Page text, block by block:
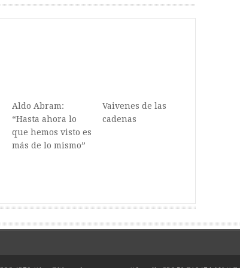
Aldo Abram:
“Hasta ahora lo
que hemos visto es
más de lo mismo”
Vaivenes de las
cadenas